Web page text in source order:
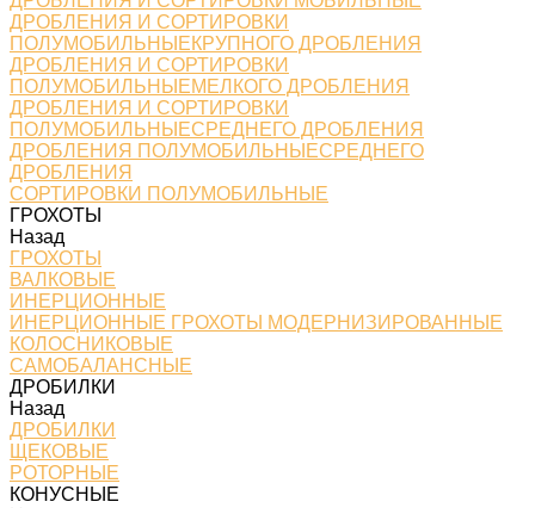
ДРОБЛЕНИЯ И СОРТИРОВКИ
ПОЛУМОБИЛЬНЫЕКРУПНОГО ДРОБЛЕНИЯ
ДРОБЛЕНИЯ И СОРТИРОВКИ
ПОЛУМОБИЛЬНЫЕМЕЛКОГО ДРОБЛЕНИЯ
ДРОБЛЕНИЯ И СОРТИРОВКИ
ПОЛУМОБИЛЬНЫЕСРЕДНЕГО ДРОБЛЕНИЯ
ДРОБЛЕНИЯ ПОЛУМОБИЛЬНЫЕСРЕДНЕГО
ДРОБЛЕНИЯ
СОРТИРОВКИ ПОЛУМОБИЛЬНЫЕ
ГРОХОТЫ
Назад
ГРОХОТЫ
ВАЛКОВЫЕ
ИНЕРЦИОННЫЕ
ИНЕРЦИОННЫЕ ГРОХОТЫ МОДЕРНИЗИРОВАННЫЕ
КОЛОСНИКОВЫЕ
САМОБАЛАНСНЫЕ
ДРОБИЛКИ
Назад
ДРОБИЛКИ
ЩЕКОВЫЕ
РОТОРНЫЕ
КОНУСНЫЕ